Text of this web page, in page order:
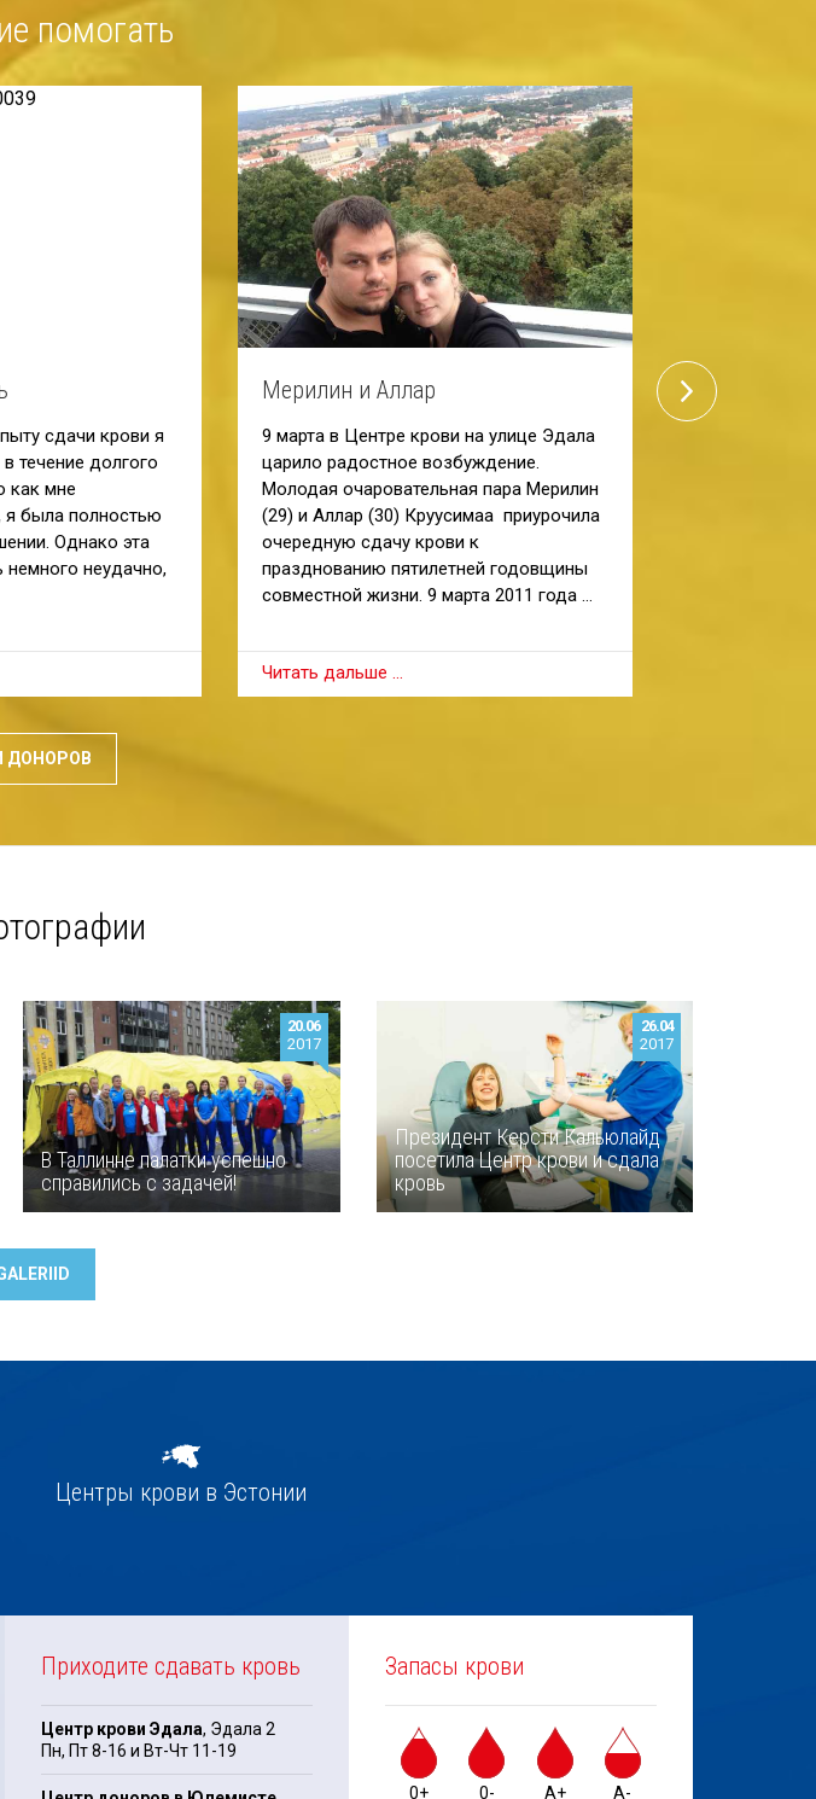
помогать
сдачи крови я
течение долгого
как мне
я была полностью
Однако эта
немного неудачно,
Мерилин и Аллар
9 марта в Центре крови на улице Эдала
царило радостное возбуждение.
Молодая очаровательная пара Мерилин
(29) и Аллар (30) Круусимаа приурочила
очередную сдачу крови к
празднованию пятилетней годовщины
совместной жизни. 9 марта 2011 года …
Читать дальше …
Семья
ДОНОРОВ
В Таллинне палатки успешно
справились с задачей!
20.06
2017
Президент Керсти Кальюлайд
посетила Центр крови и сдала
кровь
26.04
2017
Центры крови в Эстонии
Приходите сдавать кровь
Центр крови Эдала, Эдала 2
Пн, Пт 8-16 и Вт-Чт 11-19
Запасы крови
0+ 0- A+ A-